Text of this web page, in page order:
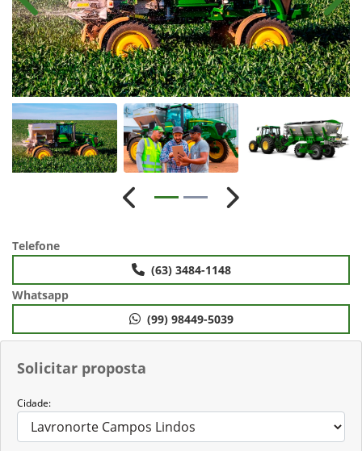
Solicitar proposta
Cidade:
Anterior Próximo
Telefone
(63) 3484-1148
Whatsapp
(99) 98449-5039